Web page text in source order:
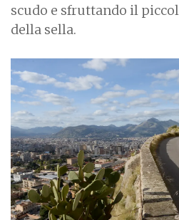
scudo e sfruttando il
della sella.